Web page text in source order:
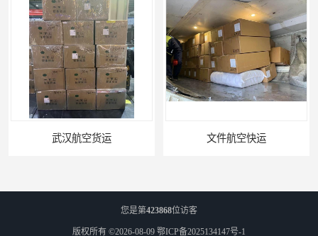
武汉航空货运 文件航空快运
您是第423868位访客
版权所有 ©2026-08-09 鄂ICP备2025134147号-1